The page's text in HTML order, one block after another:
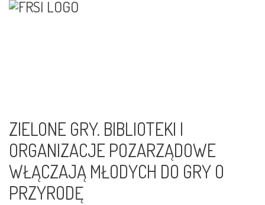
ZIELONE GRY. BIBLIOTEKI I
ORGANIZACJE POZARZĄDOWE
WŁĄCZAJĄ MŁODYCH DO GRY O
PRZYRODĘ